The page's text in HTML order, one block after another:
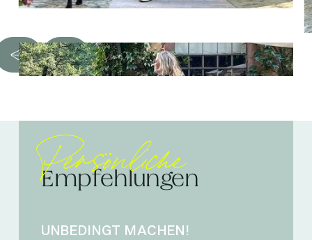
Persönliche
Empfehlungen
UNBEDINGT MACHEN!